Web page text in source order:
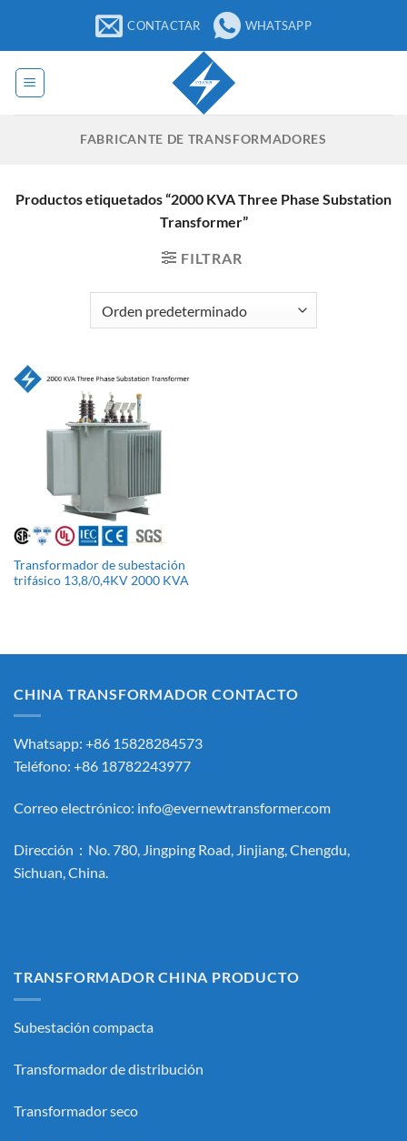
contenido
CONTACTAR WHATSAPP
FABRICANTE DE TRANSFORMADORES
Productos etiquetados “2000 KVA Three Phase Substation
Transformer”
FILTRAR
Transformador de subestación
trifásico 13,8/0,4KV 2000 KVA
CHINA TRANSFORMADOR CONTACTO
Whatsapp: +86 15828284573
Teléfono: +86 18782243977
Correo electrónico: info@evernewtransformer.com
Dirección：No. 780, Jingping Road, Jinjiang, Chengdu,
Sichuan, China.
TRANSFORMADOR CHINA PRODUCTO
Subestación compacta
Transformador de distribución
Transformador seco